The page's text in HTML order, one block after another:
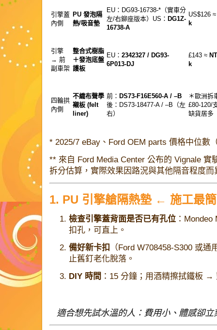
引擎蓋
內側
PU 發泡隔
熱/吸音墊
EU：DG93-16738-*（實車分
左/右鉚座版本）US： DG1Z-
16738-A
US$126
k
引擎
→ 前
副車架
整合式樹脂
＋發泡底盤
護板
EU： 2342327 / DG93-
6P013-DJ
£143 ≈
k
四輪拱
內側
不織布聲學
襯板 (felt
liner)
前： DS73-F16E560-A / –B
後：DS73-18477-A / –B（左
右）
＊歐洲拆
£80-120/
缺貨居多
* 2025/7 eBay、Ford OEM parts 價格中位數
** 來自 Ford Media Center 公布的 Vignale 實
拆分估算，實際效果因路況與其他隔音程度而
1. PU 引擎艙隔熱墊 ← 施工最
檢查引擎蓋背面是否已有孔位 ：
扣孔，可直上。
備好新卡扣
（Ford W708458-S300 或
止舊釘老化脫落。
DIY 時間 ：15 分鐘；用酒精擦拭鐵板
適合想先試水溫的人：費用小、體感卻立